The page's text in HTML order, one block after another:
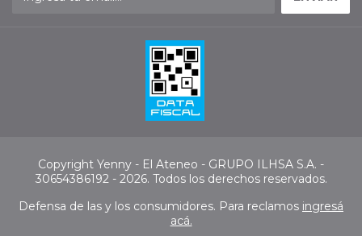
Copyright Yenny - El Ateneo - GRUPO ILHSA S.A. -
30654386192 - 2026. Todos los derechos reservados.
Defensa de las y los consumidores. Para reclamos ingresá
acá.